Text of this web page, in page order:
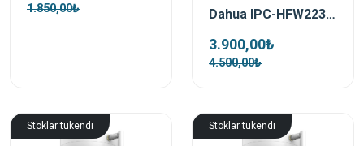
1.850,00₺ Dahua IPC-HFW2231T-ZAS-27135-S2 2MP 2.7-13.5mm Motorize Ip Kamera
3.900,00₺
4.500,00₺
Stoklar tükendi Stoklar tükendi